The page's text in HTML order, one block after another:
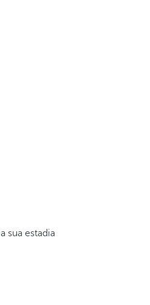
sua estadia